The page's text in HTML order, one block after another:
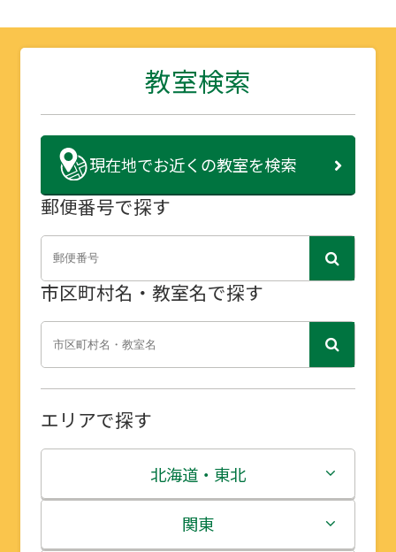
教室検索
現在地でお近くの教室を検索
郵便番号で探す
市区町村名・教室名で探す
エリアで探す
北海道・東北
北海道
関東